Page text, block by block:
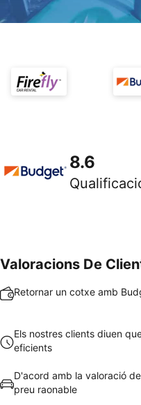
8.6
Valoracions De
Retornar un cotxe amb
Els nostres clients diuen
eficients
D'acord amb la valoració
preu raonable